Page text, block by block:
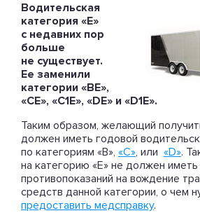
Водительская
категория «Е»
с недавних пор
больше
не существует.
Ее заменили
категории «ВЕ»,
«СЕ», «С1Е», «DЕ» и «D1Е».
Таким образом, желающий
должен иметь годовой
по категориям «В», «С», или «D».
на категорию «Е» не должен
противопоказаний на вождение
средств данной категории, о чем
предоставить медсправку.